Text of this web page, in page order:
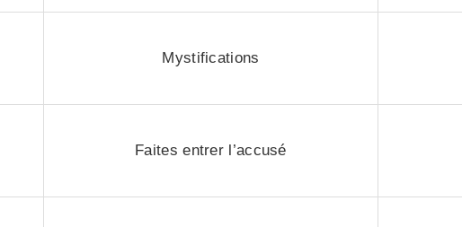
Mystifications
Faites entrer l’accusé